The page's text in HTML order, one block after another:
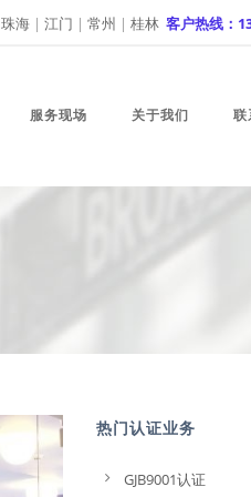
珠海 | 江门 | 常州 | 桂林 客户热线：
服务现场 关于我们 联
热门认证业务
GJB9001认证